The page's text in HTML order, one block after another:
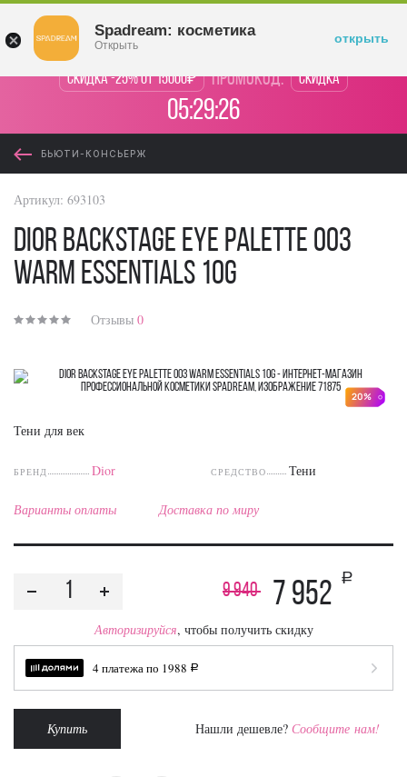
Скидка -25% от 15000₽ промокод: Скидка
05:29:26
БЬЮТИ-КОНСЬЕРЖ
20%
Артикул: 693103
Dior Backstage Eye Palette 003
Warm Essentials 10g
Отзывы 0
Тени для век
БРЕНД Dior СРЕДСТВО Тени
Варианты оплаты Доставка по миру
9 940 7 952
a
Авторизируйся, чтобы получить скидку
4 платежа по 1988 a
Купить Нашли дешевле? Сообщите нам!
Spadream: косметика
Открыть открыть